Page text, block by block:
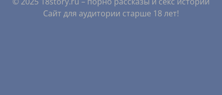
Сайт для аудитории старше 18 лет!